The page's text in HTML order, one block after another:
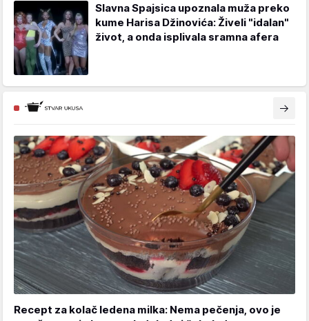
Slavna Spajsica upoznala muža preko
kume Harisa Džinovića: Živeli "idalan"
život, a onda isplivala sramna afera
Recept za kolač ledena milka: Nema pečenja, ovo je